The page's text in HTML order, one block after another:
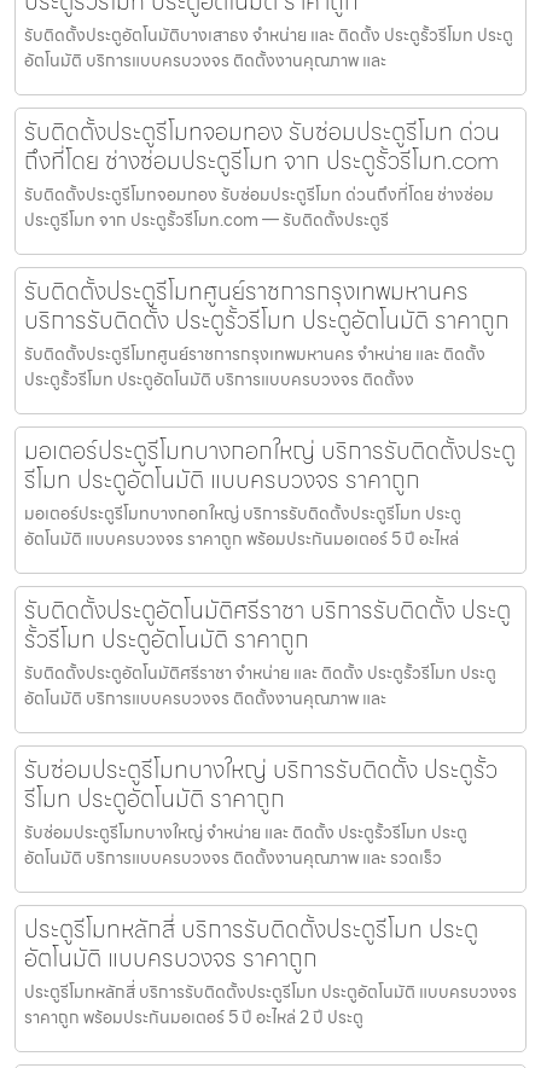
รับติดตั้งประตูอัตโนมัติบางเสาธง จำหน่าย และ ติดตั้ง ประตูรั้วรีโมท ประตู
อัตโนมัติ บริการแบบครบวงจร ติดตั้งงานคุณภาพ และ
รับติดตั้งประตูรีโมทจอมทอง รับซ่อมประตูรีโมท ด่วน
ถึงที่โดย ช่างซ่อมประตูรีโมท จาก ประตูรั้วรีโมท.com
รับติดตั้งประตูรีโมทจอมทอง รับซ่อมประตูรีโมท ด่วนถึงที่โดย ช่างซ่อม
ประตูรีโมท จาก ประตูรั้วรีโมท.com — รับติดตั้งประตูรี
รับติดตั้งประตูรีโมทศูนย์ราชการกรุงเทพมหานคร
บริการรับติดตั้ง ประตูรั้วรีโมท ประตูอัตโนมัติ ราคาถูก
รับติดตั้งประตูรีโมทศูนย์ราชการกรุงเทพมหานคร จำหน่าย และ ติดตั้ง
ประตูรั้วรีโมท ประตูอัตโนมัติ บริการแบบครบวงจร ติดตั้งง
มอเตอร์ประตูรีโมทบางกอกใหญ่ บริการรับติดตั้งประตู
รีโมท ประตูอัตโนมัติ แบบครบวงจร ราคาถูก
มอเตอร์ประตูรีโมทบางกอกใหญ่ บริการรับติดตั้งประตูรีโมท ประตู
อัตโนมัติ แบบครบวงจร ราคาถูก พร้อมประกันมอเตอร์ 5 ปี อะไหล่
รับติดตั้งประตูอัตโนมัติศรีราชา บริการรับติดตั้ง ประตู
รั้วรีโมท ประตูอัตโนมัติ ราคาถูก
รับติดตั้งประตูอัตโนมัติศรีราชา จำหน่าย และ ติดตั้ง ประตูรั้วรีโมท ประตู
อัตโนมัติ บริการแบบครบวงจร ติดตั้งงานคุณภาพ และ
รับซ่อมประตูรีโมทบางใหญ่ บริการรับติดตั้ง ประตูรั้ว
รีโมท ประตูอัตโนมัติ ราคาถูก
รับซ่อมประตูรีโมทบางใหญ่ จำหน่าย และ ติดตั้ง ประตูรั้วรีโมท ประตู
อัตโนมัติ บริการแบบครบวงจร ติดตั้งงานคุณภาพ และ รวดเร็ว
ประตูรีโมทหลักสี่ บริการรับติดตั้งประตูรีโมท ประตู
อัตโนมัติ แบบครบวงจร ราคาถูก
ประตูรีโมทหลักสี่ บริการรับติดตั้งประตูรีโมท ประตูอัตโนมัติ แบบครบวงจร
ราคาถูก พร้อมประกันมอเตอร์ 5 ปี อะไหล่ 2 ปี ประตู